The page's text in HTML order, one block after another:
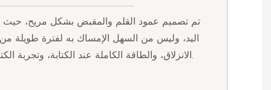
تم تصميم عمود القلم والمقبض بشكل مريح،
اليد، وليس من السهل الإمساك به لفترة طويلة
الانزلاق، والطاقة الكاملة عند الكتابة، وتجربة الكتابة أكثر سلاسة وطبيعية.